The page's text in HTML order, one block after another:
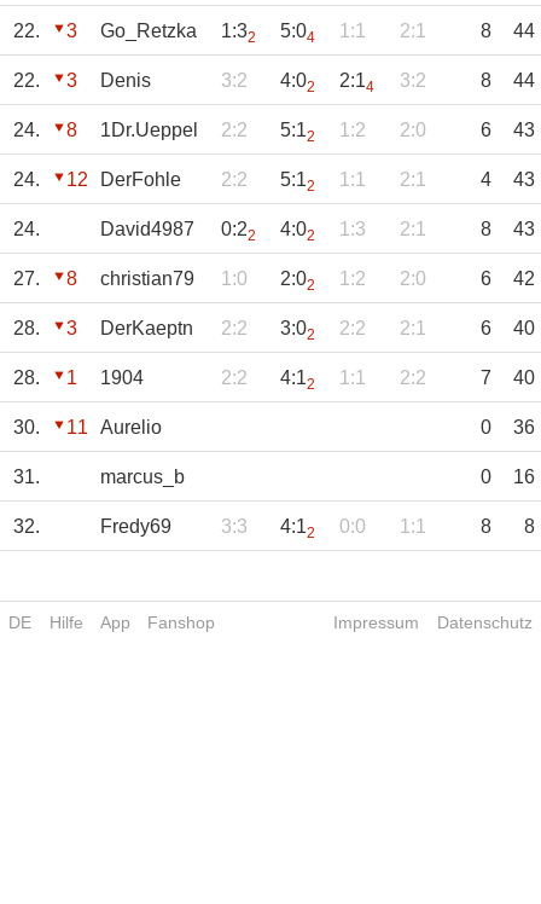
22. 3 Go_Retzka 1:32 5:04 1:1 2:1 8 44
22. 3 Denis 3:2 4:02 2:14 3:2 8 44
24. 8 1Dr.Ueppel 2:2 5:12 1:2 2:0 6 43
24. 12 DerFohle 2:2 5:12 1:1 2:1 4 43
24. David4987 0:22 4:02 1:3 2:1 8 43
27. 8 christian79 1:0 2:02 1:2 2:0 6 42
28. 3 DerKaeptn 2:2 3:02 2:2 2:1 6 40
28. 1 1904 2:2 4:12 1:1 2:2 7 40
30. 11 Aurelio 0 36
31. marcus_b 0 16
32. Fredy69 3:3 4:12 0:0 1:1 8 8
DE Hilfe App Fanshop Impressum Datenschutz